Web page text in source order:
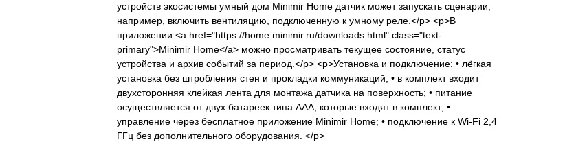
устройств экосистемы умный дом Minimir Home датчик может запускать сценарии,
например, включить вентиляцию, подключенную к умному реле.</p> <p>В
приложении <a href="https://home.minimir.ru/downloads.html" class="text-
primary">Minimir Home</a> можно просматривать текущее состояние, статус
устройства и архив событий за период.</p> <p>Установка и подключение: • лёгкая
установка без штробления стен и прокладки коммуникаций; • в комплект входит
двухсторонняя клейкая лента для монтажа датчика на поверхность; • питание
осуществляется от двух батареек типа ААА, которые входят в комплект; •
управление через бесплатное приложение Minimir Home; • подключение к Wi-Fi 2,4
ГГц без дополнительного оборудования. </p>